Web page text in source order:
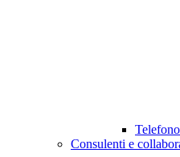
Consulenti e